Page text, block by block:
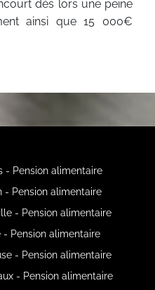
dés lors une peine
ainsi que 15 000€
- Pension alimentaire
- Pension alimentaire
- Pension alimentaire
- Pension alimentaire
- Pension alimentaire
- Pension alimentaire